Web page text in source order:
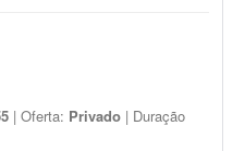
| Oferta: Privado | Duração